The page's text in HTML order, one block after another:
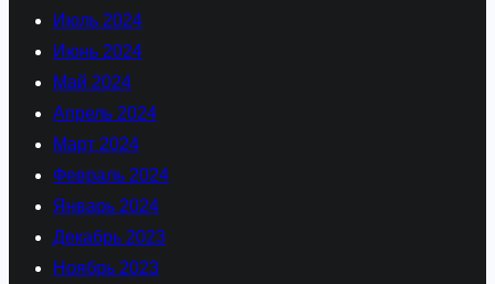
Июль 2024
Июнь 2024
Май 2024
Апрель 2024
Март 2024
Февраль 2024
Январь 2024
Декабрь 2023
Ноябрь 2023